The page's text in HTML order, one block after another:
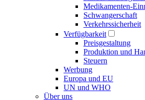
Medikamenten-
Schwangerschaft
Verkehrssicherheit
Verfügbarkeit
Preisgestaltung
Produktion und
Steuern
Werbung
Europa und EU
UN und WHO
Über uns